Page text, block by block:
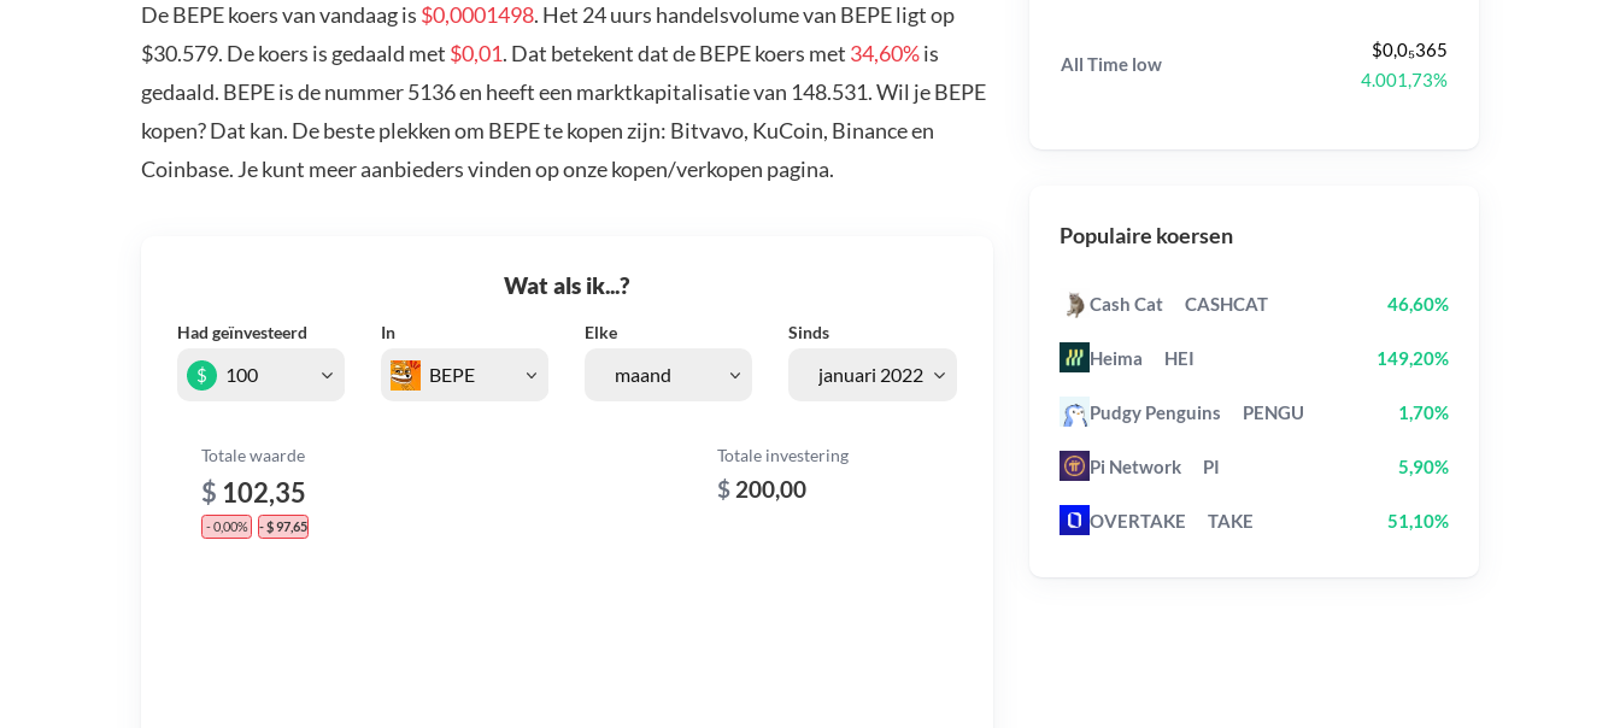
De BEPE koers van vandaag is $0,0001498. Het 24 uurs handelsvolume van BEPE ligt op
$30.579. De koers is gedaald met $0,01. Dat betekent dat de BEPE koers met 34,60%is
gedaald. BEPE is de nummer 5136 en heeft een marktkapitalisatie van 148.531. Wil je BEPE
kopen? Dat kan. De beste plekken om BEPE te kopen zijn: Bitvavo, KuCoin, Binance en
Coinbase. Je kunt meer aanbieders vinden op onze kopen/verkopen pagina.
Wat als ik...?
Had geïnvesteerd In Elke Sinds
$
Totale waarde
$ 102,35
- 0,00% - $ 97,65
Totale investering
$ 200,00
All Time low
$0,0₅365
4.001,73%
Populaire koersen
Cash Cat CASHCAT 46,60%
Heima HEI 149,20%
Pudgy Penguins PENGU 1,70%
Pi Network PI 5,90%
OVERTAKE TAKE 51,10%